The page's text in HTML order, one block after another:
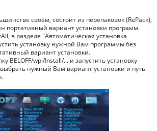
своём, состоит из перепаковок (RePack),
портативный вариант установки программ.
в разделе "Автоматическая установка
установку нужной Вам программы без
вариант установки.
BELOFF/wpi/Install/... и запустить установку
нужный Вам вариант установки и путь